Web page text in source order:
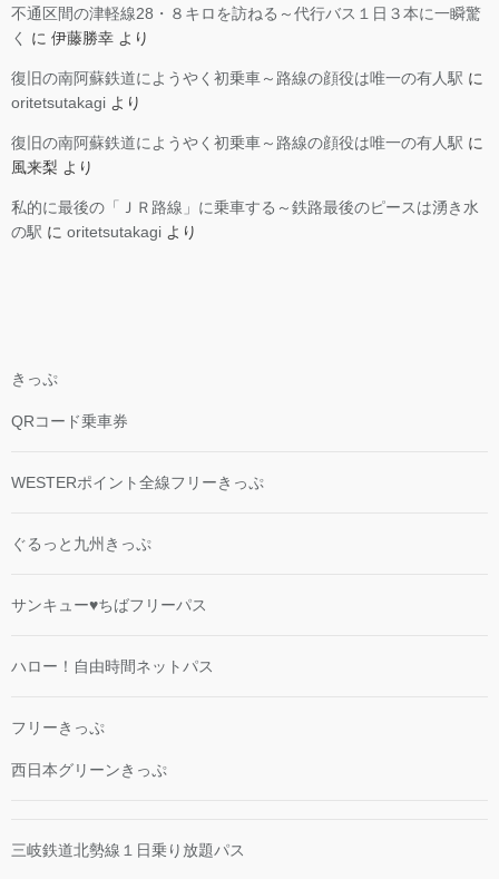
不通区間の津軽線28・８キロを訪ねる～代行バス１日３本に一瞬驚
く
に 伊藤勝幸 より
復旧の南阿蘇鉄道にようやく初乗車～路線の顔役は唯一の有人駅 に
oritetsutakagi より
復旧の南阿蘇鉄道にようやく初乗車～路線の顔役は唯一の有人駅 に
風来梨 より
私的に最後の「ＪＲ路線」に乗車する～鉄路最後のピースは湧き水
の駅 に oritetsutakagi より
きっぷ
QRコード乗車券
WESTERポイント全線フリーきっぷ
ぐるっと九州きっぷ
サンキュー♥ちばフリーパス
ハロー！自由時間ネットパス
フリーきっぷ
西日本グリーンきっぷ
三岐鉄道北勢線１日乗り放題パス